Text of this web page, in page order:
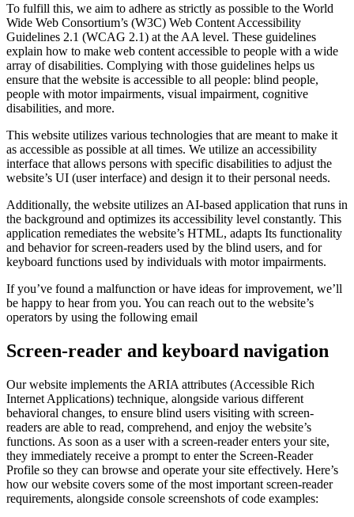
To fulfill this, we aim to adhere as strictly as possible to the World
Wide Web Consortium’s (W3C) Web Content Accessibility
Guidelines 2.1 (WCAG 2.1) at the AA level. These guidelines
explain how to make web content accessible to people with a wide
array of disabilities. Complying with those guidelines helps us
ensure that the website is accessible to all people: blind people,
people with motor impairments, visual impairment, cognitive
disabilities, and more.
This website utilizes various technologies that are meant to make it
as accessible as possible at all times. We utilize an accessibility
interface that allows persons with specific disabilities to adjust the
website’s UI (user interface) and design it to their personal needs.
Additionally, the website utilizes an AI-based application that runs in
the background and optimizes its accessibility level constantly. This
application remediates the website’s HTML, adapts Its functionality
and behavior for screen-readers used by the blind users, and for
keyboard functions used by individuals with motor impairments.
If you’ve found a malfunction or have ideas for improvement, we’ll
be happy to hear from you. You can reach out to the website’s
operators by using the following email
Screen-reader and keyboard navigation
Our website implements the ARIA attributes (Accessible Rich
Internet Applications) technique, alongside various different
behavioral changes, to ensure blind users visiting with screen-
readers are able to read, comprehend, and enjoy the website’s
functions. As soon as a user with a screen-reader enters your site,
they immediately receive a prompt to enter the Screen-Reader
Profile so they can browse and operate your site effectively. Here’s
how our website covers some of the most important screen-reader
requirements, alongside console screenshots of code examples: